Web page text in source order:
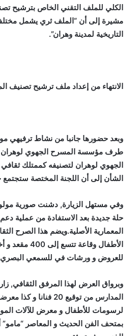
الكلي للملف التقني الخاص بترشيح
مشيرة إلى أن “الملف ثري يشمل مختلف
التاريخية لمدينة وهران”.
الانتهاء من إعداد ملف ترشيح تصنيف
وبعد حضورها جانبا من نشاط ترفيهي
طرف مؤسسة المسرح الجهوي لوهران
الجهوي لوهران لتصنيفه كممتلك
الشأن إلى أن اللجنة المختصة ستجتمع
وفي مستهل الزيارة, دشنت صورية
حلة جديدة بعد الاستفادة من عملية
للعروض و ورشات في للسمعي البصري
المدارس من توقيع
لرسومات للأطفال و معرض للآلات
بمتحف الفن الحديث و المعاصر